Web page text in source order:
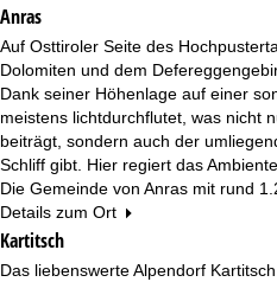
Anras
Auf Osttiroler Seite des
Dolomiten und dem
Dank seiner Höhenlage auf einer
meistens lichtdurchflutet, was nicht
beiträgt, sondern auch der
Schliff gibt. Hier regiert das
Die Gemeinde von Anras mit rund
Details zum Ort
Kartitsch
Das liebenswerte Alpendorf